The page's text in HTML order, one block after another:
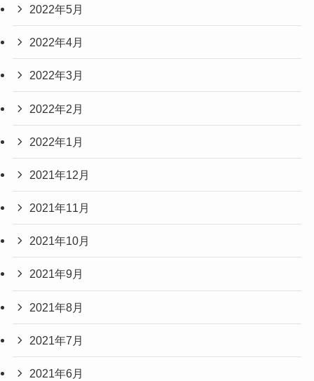
2022年5月
2022年4月
2022年3月
2022年2月
2022年1月
2021年12月
2021年11月
2021年10月
2021年9月
2021年8月
2021年7月
2021年6月